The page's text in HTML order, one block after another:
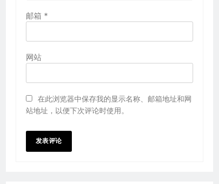
邮箱 *
网站
在此浏览器中保存我的显示名称、邮箱地址和网
站地址，以便下次评论时使用。